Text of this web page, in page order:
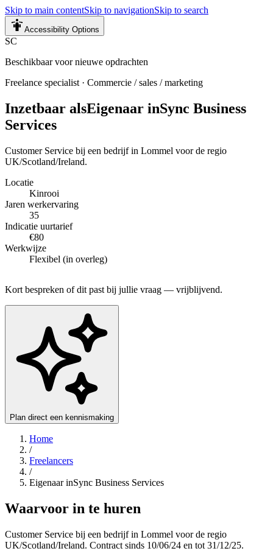
Skip to main contentSkip to navigationSkip to search
Accessibility Options
SC
Beschikbaar voor nieuwe opdrachten
Freelance specialist · Commercie / sales / marketing
Inzetbaar alsEigenaar inSync Business
Services
Customer Service bij een bedrijf in Lommel voor de regio
UK/Scotland/Ireland.
Locatie
Kinrooi
Jaren werkervaring
35
Indicatie uurtarief
€80
Werkwijze
Flexibel (in overleg)
Kort bespreken of dit past bij jullie vraag — vrijblijvend.
Plan direct een kennismaking
Home
/
Freelancers
/
Eigenaar inSync Business Services
Waarvoor in te huren
Customer Service bij een bedrijf in Lommel voor de regio
UK/Scotland/Ireland. Contract sinds 10/06/24 en tot 31/12/25.